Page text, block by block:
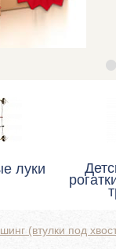
•
луки
(втулки под